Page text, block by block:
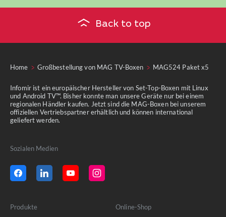
Back to top
Home Großbestellung von MAG TV-Boxen MAG524 Paket x5
Infomir ist ein europäischer Hersteller von Set-Top-Boxen mit Linux
und Android TV™. Bisher konnte man unsere Geräte nur bei einem
regionalen Händler kaufen. Jetzt sind die MAG-Boxen bei unserem
offiziellen Vertriebspartner erhältlich und können international
geliefert werden.
Sozialen Medien
Produkte Online-Shop